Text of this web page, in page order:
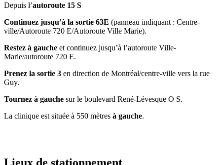
Depuis l’autoroute 15 S
Continuez jusqu’à la sortie 63E (panneau indiquant : Centre-
ville/Autoroute 720 E/Autoroute Ville Marie).
Restez à gauche et continuez jusqu’à l’autoroute Ville-
Marie/autoroute 720 E.
Prenez la sortie 3 en direction de Montréal/centre-ville vers la rue
Guy.
Tournez à gauche sur le boulevard René-Lévesque O S.
La clinique est située à 550 mètres à gauche.
Lieux de stationnement